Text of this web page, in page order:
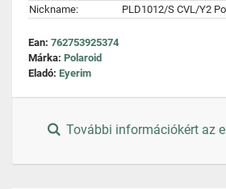
Nickname:
PLD1012/S CVL/Y2
Ean: 762753925374
Márka: Polaroid
Eladó: Eyerim
További információkért az